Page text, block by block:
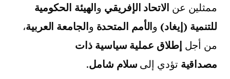
ممثلين عن الاتحاد الإفريقي والهيئة الحكومية
للتنمية (إيغاد) والأمم المتحدة والجامعة العربية،
من أجل إطلاق عملية سياسية ذات
مصداقية تؤدي إلى سلام شامل.